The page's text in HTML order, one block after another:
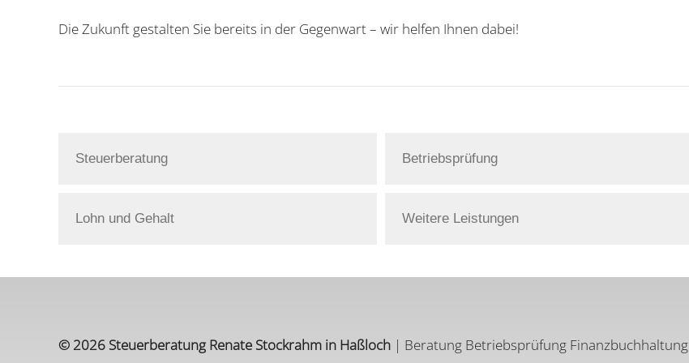
Die Zukunft gestalten Sie bereits in der Gegenwart – wir helfen Ihnen dabei!
Steuerberatung Betriebsprüfung
Lohn und Gehalt Weitere Leistungen
© 2026 Steuerberatung Renate Stockrahm in Haßloch | Beratung Betriebsprüfung Finanzbuchhaltung